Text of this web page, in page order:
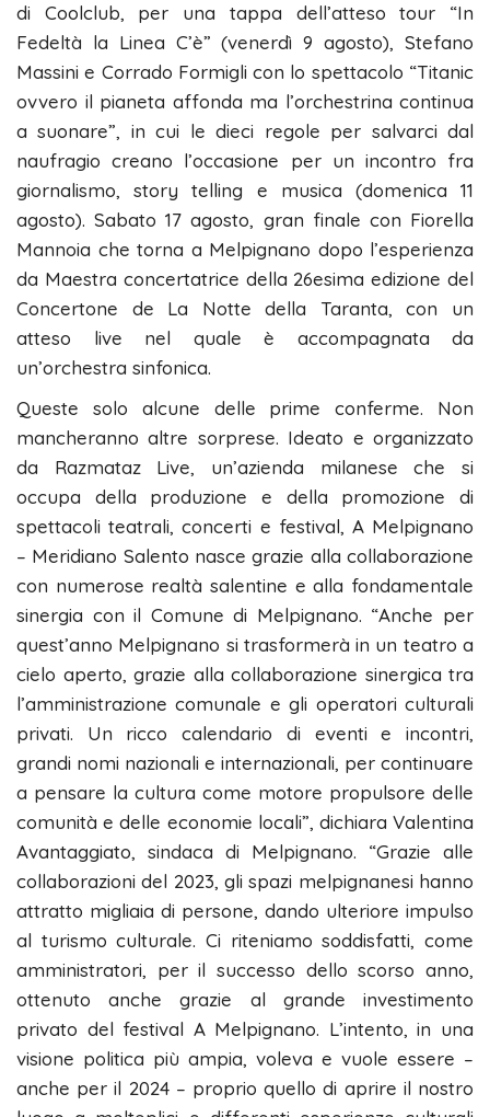
di Coolclub, per una tappa dell’atteso tour “In
Fedeltà la Linea C’è” (venerdì 9 agosto), Stefano
Massini e Corrado Formigli con lo spettacolo “Titanic
ovvero il pianeta affonda ma l’orchestrina continua
a suonare”, in cui le dieci regole per salvarci dal
naufragio creano l’occasione per un incontro fra
giornalismo, story telling e musica (domenica 11
agosto). Sabato 17 agosto, gran finale con Fiorella
Mannoia che torna a Melpignano dopo l’esperienza
da Maestra concertatrice della 26esima edizione del
Concertone de La Notte della Taranta, con un
atteso live nel quale è accompagnata da
un’orchestra sinfonica.
Queste solo alcune delle prime conferme. Non
mancheranno altre sorprese. Ideato e organizzato
da Razmataz Live, un’azienda milanese che si
occupa della produzione e della promozione di
spettacoli teatrali, concerti e festival, A Melpignano
– Meridiano Salento nasce grazie alla collaborazione
con numerose realtà salentine e alla fondamentale
sinergia con il Comune di Melpignano. “Anche per
quest’anno Melpignano si trasformerà in un teatro a
cielo aperto, grazie alla collaborazione sinergica tra
l’amministrazione comunale e gli operatori culturali
privati. Un ricco calendario di eventi e incontri,
grandi nomi nazionali e internazionali, per continuare
a pensare la cultura come motore propulsore delle
comunità e delle economie locali”, dichiara Valentina
Avantaggiato, sindaca di Melpignano. “Grazie alle
collaborazioni del 2023, gli spazi melpignanesi hanno
attratto migliaia di persone, dando ulteriore impulso
al turismo culturale. Ci riteniamo soddisfatti, come
amministratori, per il successo dello scorso anno,
ottenuto anche grazie al grande investimento
privato del festival A Melpignano. L’intento, in una
visione politica più ampia, voleva e vuole essere –
anche per il 2024 – proprio quello di aprire il nostro